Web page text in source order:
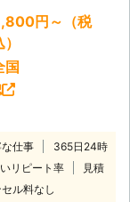
円～（税
国
仕事
365日24時
リピート率
見積
ル料なし